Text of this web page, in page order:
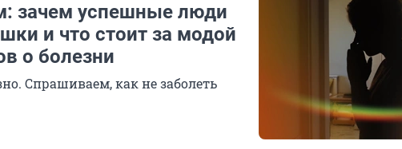
зачем успешные люди
и что стоит за модой
о болезни
Спрашиваем, как не заболеть